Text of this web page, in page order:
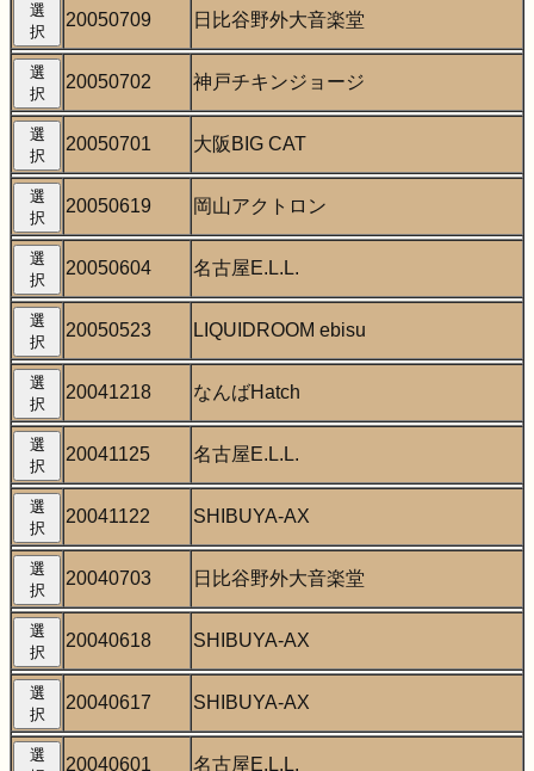
選
択
20050709 日比谷野外大音楽堂
選
択
20050702 神戸チキンジョージ
選
択
20050701 大阪BIG CAT
選
択
20050619 岡山アクトロン
選
択
20050604 名古屋E.L.L.
選
択
20050523 LIQUIDROOM ebisu
選
択
20041218 なんばHatch
選
択
20041125 名古屋E.L.L.
選
択
20041122 SHIBUYA-AX
選
択
20040703 日比谷野外大音楽堂
選
択
20040618 SHIBUYA-AX
選
択
20040617 SHIBUYA-AX
選
20040601 名古屋E.L.L.